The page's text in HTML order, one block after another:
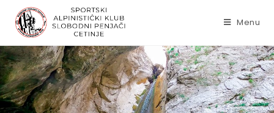
Menu